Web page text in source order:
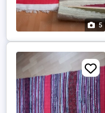
5